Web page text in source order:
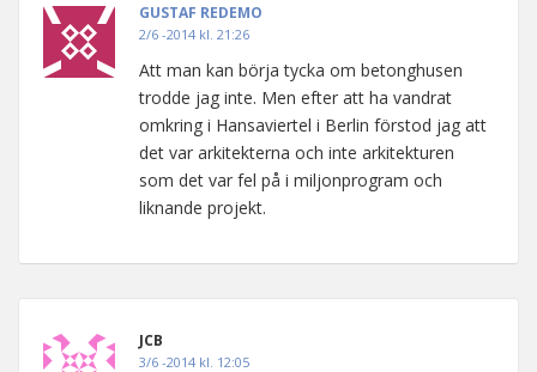
GUSTAF REDEMO
2/6 -2014 kl. 21:26
Att man kan börja tycka om betonghusen
trodde jag inte. Men efter att ha vandrat
omkring i Hansaviertel i Berlin förstod jag att
det var arkitekterna och inte arkitekturen
som det var fel på i miljonprogram och
liknande projekt.
JCB
3/6 -2014 kl. 12:05